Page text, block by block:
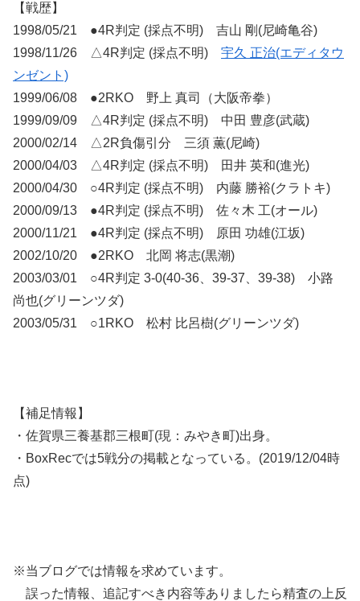
【戦歴】
1998/05/21 ●4R判定 (採点不明) 吉山 剛(尼崎亀谷)
1998/11/26 △4R判定 (採点不明) 宇久 正治(エディタウ
ンゼント)
1999/06/08 ●2RKO 野上 真司（大阪帝拳）
1999/09/09 △4R判定 (採点不明) 中田 豊彦(武蔵)
2000/02/14 △2R負傷引分 三須 薫(尼崎)
2000/04/03 △4R判定 (採点不明) 田井 英和(進光)
2000/04/30 ○4R判定 (採点不明) 内藤 勝裕(クラトキ)
2000/09/13 ●4R判定 (採点不明) 佐々木 工(オール)
2000/11/21 ●4R判定 (採点不明) 原田 功雄(江坂)
2002/10/20 ●2RKO 北岡 将志(黒潮)
2003/03/01 ○4R判定 3-0(40-36、39-37、39-38) 小路
尚也(グリーンツダ)
2003/05/31 ○1RKO 松村 比呂樹(グリーンツダ)
【補足情報】
・佐賀県三養基郡三根町(現：みやき町)出身。
・BoxRecでは5戦分の掲載となっている。(2019/12/04時
点)
※当ブログでは情報を求めています。
誤った情報、追記すべき内容等ありましたら精査の上反